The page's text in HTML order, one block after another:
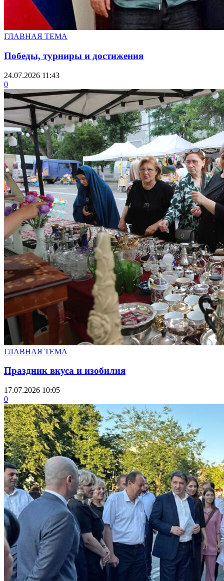
ГЛАВНАЯ ТЕМА
Победы, турниры и достижения
24.07.2026 11:43
0
ГЛАВНАЯ ТЕМА
Праздник вкуса и изобилия
17.07.2026 10:05
0